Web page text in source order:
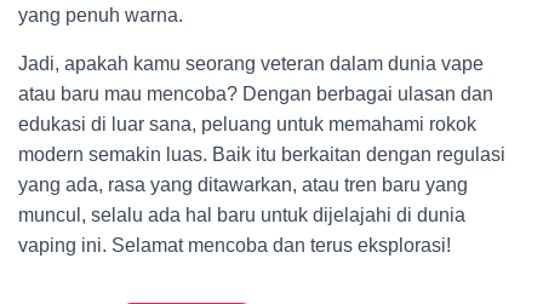
yang penuh warna.
Jadi, apakah kamu seorang veteran dalam dunia vape
atau baru mau mencoba? Dengan berbagai ulasan dan
edukasi di luar sana, peluang untuk memahami rokok
modern semakin luas. Baik itu berkaitan dengan regulasi
yang ada, rasa yang ditawarkan, atau tren baru yang
muncul, selalu ada hal baru untuk dijelajahi di dunia
vaping ini. Selamat mencoba dan terus eksplorasi!